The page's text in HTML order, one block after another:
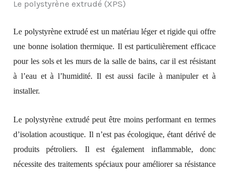
Le polystyrène extrudé (XPS)
Le polystyrène extrudé est un matériau léger et rigide qui offre
une bonne isolation thermique. Il est particulièrement efficace
pour les sols et les murs de la salle de bains, car il est résistant
à l’eau et à l’humidité. Il est aussi facile à manipuler et à
installer.
Le polystyrène extrudé peut être moins performant en termes
d’isolation acoustique. Il n’est pas écologique, étant dérivé de
produits pétroliers. Il est également inflammable, donc
nécessite des traitements spéciaux pour améliorer sa résistance